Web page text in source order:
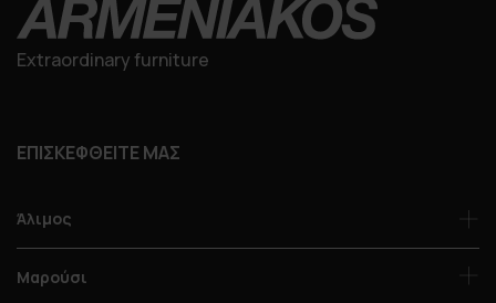
Extraordinary furniture
ΕΠΙΣΚΕΦΘΕΙΤΕ ΜΑΣ
Άλιμος
Μαρούσι